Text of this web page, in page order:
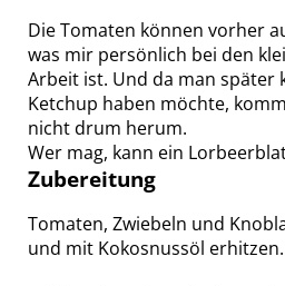
Die Tomaten können vorher
was mir persönlich bei den
Arbeit ist. Und da man später
Ketchup haben möchte,
nicht drum herum.
Wer mag, kann ein
Zubereitung
Tomaten, Zwiebeln und
und mit Kokosnussöl erhitzen.